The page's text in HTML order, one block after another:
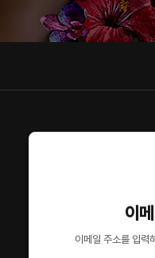
이
이메일 주소를 입력